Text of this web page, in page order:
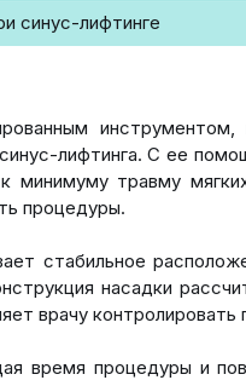
синус-лифтинге
лифтинга. С ее
травму
процедуры.
стабильное
насадки
врачу контролировать
время процедуры и